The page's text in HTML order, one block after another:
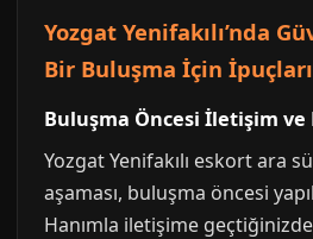
Yozgat Yenifakılı’nda
Bir Buluşma İçin İpuçları
Buluşma Öncesi İletişim ve
Yozgat Yenifakılı eskort ara
aşaması, buluşma öncesi
Hanımla iletişime